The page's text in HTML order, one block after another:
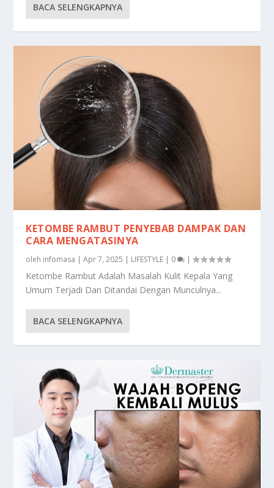
BACA SELENGKAPNYA
KETOMBE RAMBUT PENYEBAB DAMPAK DAN
CARA MENGATASINYA
oleh infomasa |Apr 7, 2025 | LIFESTYLE | 0 |
Ketombe Rambut Adalah Masalah Kulit Kepala Yang
Umum Terjadi Dan Ditandai Dengan Munculnya...
BACA SELENGKAPNYA